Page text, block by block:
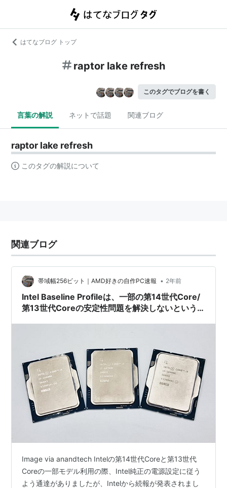
はてなブログ トップ
raptor lake refresh
このタグでブログを書く
言葉の解説 ネットで話題 関連ブログ
raptor lake refresh
このタグの解説について
関連ブログ
帯域幅256ビット｜AMD好きの自作PC速報 • 2年前
Intel Baseline Profileは、一部の第14世代Core/
第13世代Coreの安定性問題を解決しないという
Image via anandtech Intelの第14世代Coreと第13世代
Coreの一部モデル利用の際、Intel純正の電源設定に従う
よう通達がありましたが、Intelから続報が発表されまし